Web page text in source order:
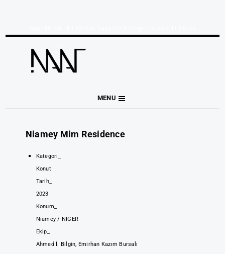
MENU
Niamey Mim Residence
Kategori_
Konut
Tarih_
2023
Konum_
Nıamey / NIGER
Ekip_
Ahmed İ. Bilgin, Emirhan Kazım Bursalı